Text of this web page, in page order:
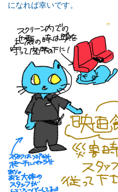
になれば幸いです。